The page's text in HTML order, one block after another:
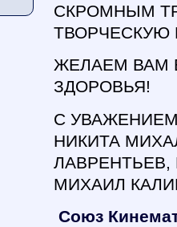
СКРОМНЫМ
ТВОРЧЕСКУЮ
ЖЕЛАЕМ ВАМ
ЗДОРОВЬЯ!
С
НИКИТА
МИХАИЛ
Союз